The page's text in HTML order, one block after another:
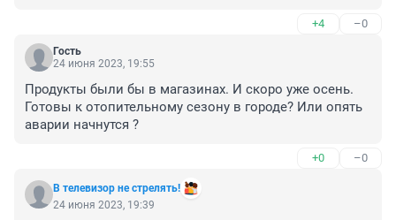
+4 –0
Гость
24 июня 2023, 19:55
Продукты были бы в магазинах. И скоро уже осень.
Готовы к отопительному сезону в городе? Или опять
аварии начнутся ?
+0 –0
В телевизор не стрелять!
24 июня 2023, 19:39